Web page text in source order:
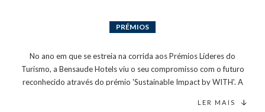
PRÉMIOS
No ano em que se estreia na corrida aos Prémios Líderes do
Turismo, a Bensaude Hotels viu o seu compromisso com o futuro
reconhecido através do prémio 'Sustainable Impact by WITH'. A
reuniu as figuras cimeiras do setor, incluindo o Secretário de
LER MAIS